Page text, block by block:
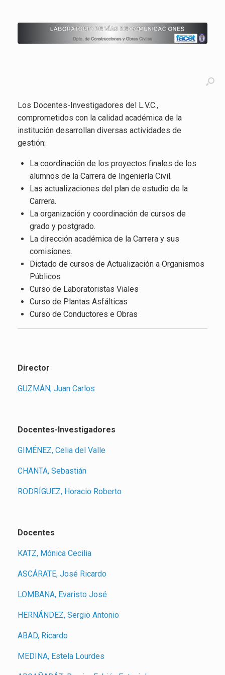
Los Docentes-Investigadores del L.V.C.,
comprometidos con la calidad académica de la
institución desarrollan diversas actividades de
gestión:
La coordinación de los proyectos finales de los
alumnos de la Carrera de Ingeniería Civil.
Las actualizaciones del plan de estudio de la
Carrera.
La organización y coordinación de cursos de
grado y postgrado.
La dirección académica de la Carrera y sus
comisiones.
Dictado de cursos de Actualización a Organismos
Públicos
Curso de Laboratoristas Viales
Curso de Plantas Asfálticas
Curso de Conductores e Obras
Director
GUZMÁN, Juan Carlos
Docentes-Investigadores
GIMÉNEZ, Celia del Valle
CHANTA, Sebastián
RODRÍGUEZ, Horacio Roberto
Docentes
KATZ, Mónica Cecilia
ASCÁRATE, José Ricardo
LOMBANA, Evaristo José
HERNÁNDEZ, Sergio Antonio
ABAD, Ricardo
MEDINA, Estela Lourdes